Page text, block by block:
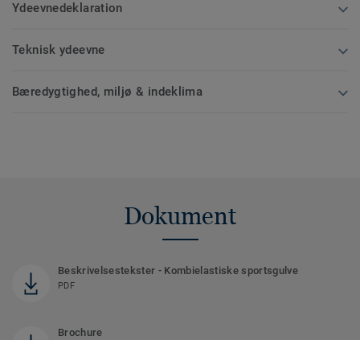
Ydeevnedeklaration
Teknisk ydeevne
Bæredygtighed, miljø & indeklima
Dokument
Beskrivelsestekster - Kombielastiske sportsgulve
PDF
Brochure